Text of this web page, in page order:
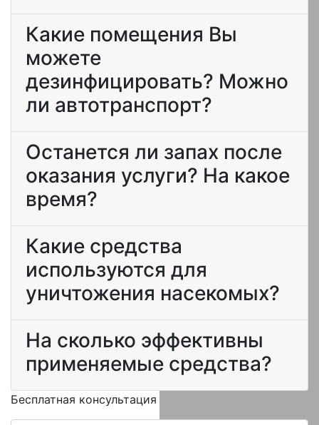
Какие помещения Вы
можете
дезинфицировать? Можно
ли автотранспорт?
Останется ли запах после
оказания услуги? На какое
время?
Какие средства
используются для
уничтожения насекомых?
На сколько эффективны
применяемые средства?
Бесплатная консультация специалиста